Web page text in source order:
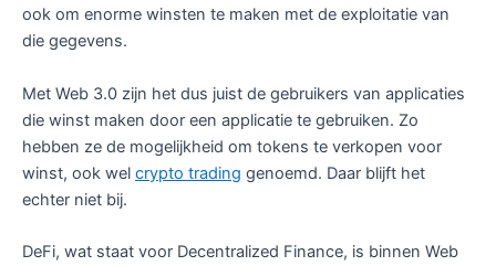
ook om enorme winsten te maken met de exploitatie van
die gegevens.
Met Web 3.0 zijn het dus juist de gebruikers van applicaties
die winst maken door een applicatie te gebruiken. Zo
hebben ze de mogelijkheid om tokens te verkopen voor
winst, ook wel crypto trading genoemd. Daar blijft het
echter niet bij.
DeFi, wat staat voor Decentralized Finance, is binnen Web